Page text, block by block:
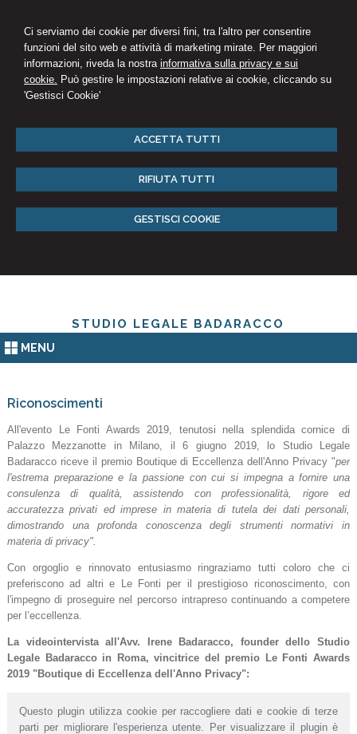
Ci serviamo dei cookie per diversi fini, tra l'altro per consentire
funzioni del sito web e attività di marketing mirate. Per maggiori
informazioni, riveda la nostra informativa sulla privacy e sui
cookie. Può gestire le impostazioni relative ai cookie, cliccando su
'Gestisci Cookie'
ACCETTA TUTTI
RIFIUTA TUTTI
GESTISCI COOKIE
STUDIO LEGALE BADARACCO
MENU
Riconoscimenti
All'evento Le Fonti Awards 2019, tenutosi nella splendida cornice di
Palazzo Mezzanotte in Milano, il 6 giugno 2019, lo Studio Legale
Badaracco riceve il premio Boutique di Eccellenza dell'Anno Privacy"per
l'estrema preparazione e la passione con cui si impegna a fornire una
consulenza di qualità, assistendo con professionalità, rigore ed
accuratezza privati ed imprese in materia di tutela dei dati personali,
dimostrando una profonda conoscenza degli strumenti normativi in
materia di privacy".
Con orgoglio e rinnovato entusiasmo ringraziamo tutti coloro che ci
preferiscono ad altri e Le Fonti per il prestigioso riconoscimento, con
l'impegno di proseguire nel percorso intrapreso continuando a competere
per l’eccellenza.
La videointervista all'Avv. Irene Badaracco, founder dello Studio
Legale Badaracco in Roma, vincitrice del premio Le Fonti Awards
2019 "Boutique di Eccellenza dell'Anno Privacy":
Questo plugin utilizza cookie per raccogliere dati e cookie di terze
parti per migliorare l'esperienza utente. Per visualizzare il plugin è